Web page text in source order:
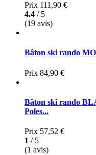
Prix 111,90 €
4.4 / 5
(19 avis)
Bâton ski rando
Prix 84,90 €
Bâton ski rando
Poles...
Prix 57,52 €
1 / 5
(1 avis)